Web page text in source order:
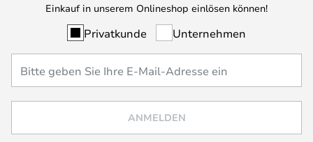
Einkauf in unserem Onlineshop einlösen können!
Privatkunde Unternehmen
ANMELDEN